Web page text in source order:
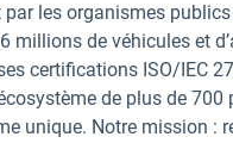
les organismes
millions de véhicules et
certifications ISO/IEC
de plus de 700
unique. Notre mission :